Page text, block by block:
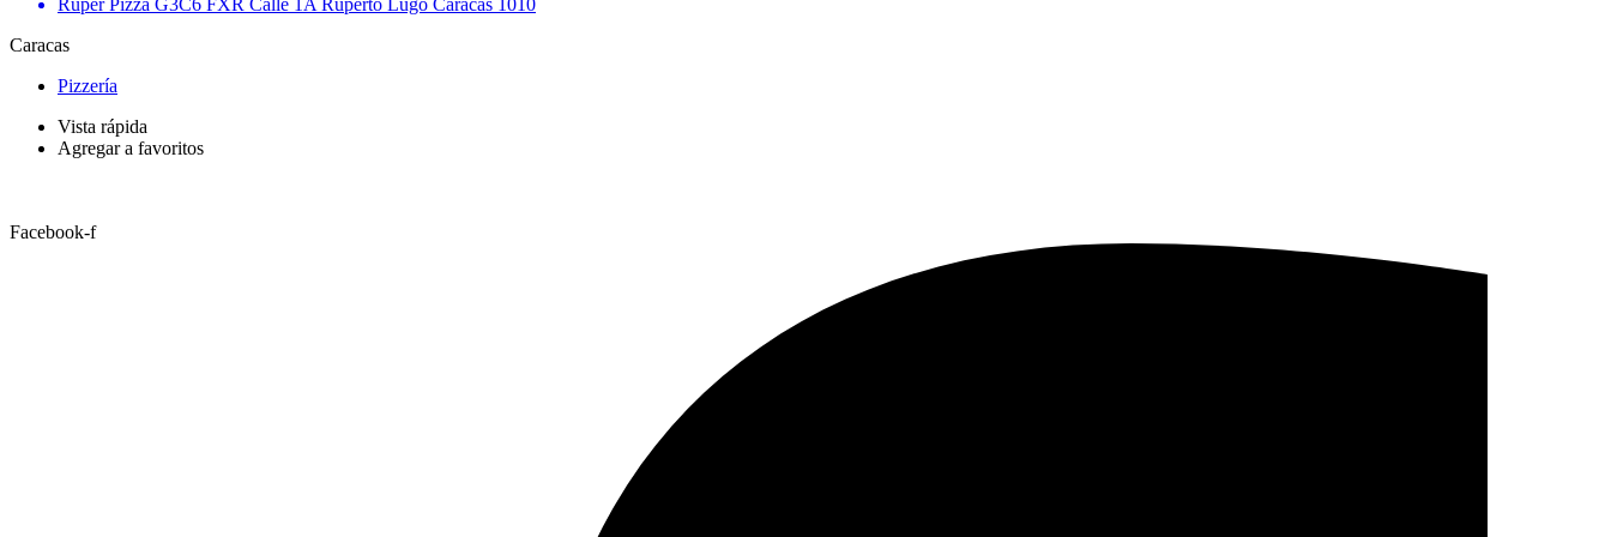
Ruper Pizza G3C6 FXR Calle 1A Ruperto Lugo Caracas 1010
Caracas
Pizzería
Vista rápida
Agregar a favoritos
Facebook-f